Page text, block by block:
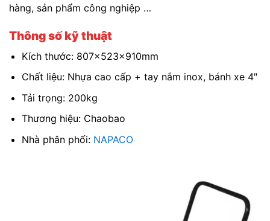
hàng, sản phẩm công nghiệp …
Thông số kỹ thuật
Kích thước: 807x523x910mm
Chất liệu: Nhựa cao cấp + tay nắm inox, bánh xe 4″
Tải trọng: 200kg
Thương hiệu: Chaobao
Nhà phân phối: NAPACO